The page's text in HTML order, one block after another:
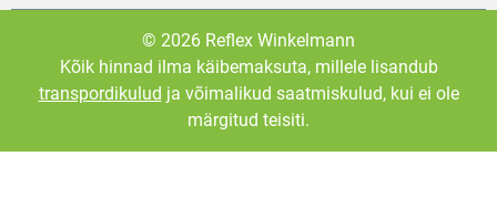
© 2026 Reflex Winkelmann
Kõik hinnad ilma käibemaksuta, millele lisandub
transpordikulud ja võimalikud saatmiskulud, kui ei ole
märgitud teisiti.